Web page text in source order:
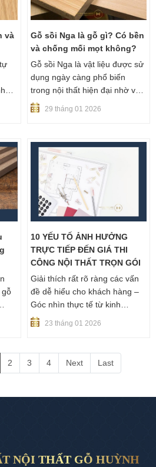
và
và
Gỗ sồi Nga là gỗ gì? Có bền
và chống mối mọt không?
Gỗ sồi Nga là vật liệu được sử
dụng ngày càng phổ biến
trong nội thất hiện đại nhờ vẻ
đẹp tự nhiên, độ bền ổn định
khoăn về chất lượng thực tế,
khả năng chống mối mọt cũng
như tính ứng dụng lâu dài của
loại gỗ này.
29 tháng 01 2026
gỗ
tế
10 YẾU TỐ ẢNH HƯỞNG
TRỰC TIẾP ĐẾN GIÁ THI
CÔNG NỘI THẤT TRỌN GÓI
Giải thích rất rõ ràng các vấn
đề dễ hiểu cho khách hàng –
Góc nhìn thực tế từ kinh
nghiệm thiết kế thi công nội
thất Huỳnh Gia Mộc
23 tháng 01 2026
2 3 4 Next Last
NỘI THẤT GỖ HUỲNH